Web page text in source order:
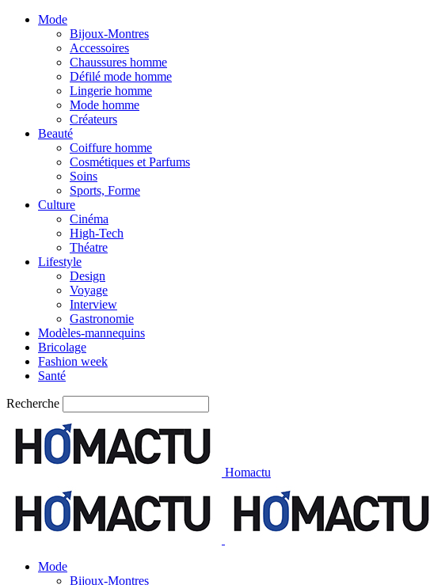
Mode
Bijoux-Montres
Accessoires
Chaussures homme
Défilé mode homme
Lingerie homme
Mode homme
Créateurs
Beauté
Coiffure homme
Cosmétiques et Parfums
Soins
Sports, Forme
Culture
Cinéma
High-Tech
Théatre
Lifestyle
Design
Voyage
Interview
Gastronomie
Modèles-mannequins
Bricolage
Fashion week
Santé
Recherche
Homactu
Mode
Bijoux-Montres